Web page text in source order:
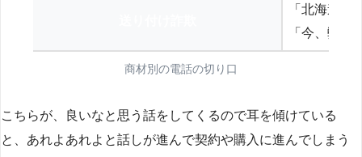
「北海道
「今、弊
商材別の電話の切り口
こちらが、良いなと思う話をしてくるので耳を傾けている
と、あれよあれよと話しが進んで契約や購入に進んでしまう